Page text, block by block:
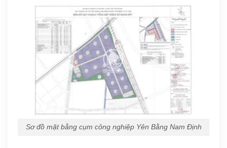
Sơ đồ mặt bằng cụm công nghiệp Yên Bằng Nam Định